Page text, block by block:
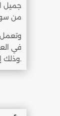
جميل
من
وتعمل
في
وذلك إلى جانب جائزة لمعلمي العلوم، وجائزة للباحثين العرب.